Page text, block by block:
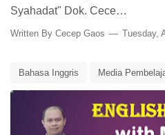
Syahadat" Dok. Cece…
Written By Cecep Gaos Tuesday,
Bahasa Inggris Media